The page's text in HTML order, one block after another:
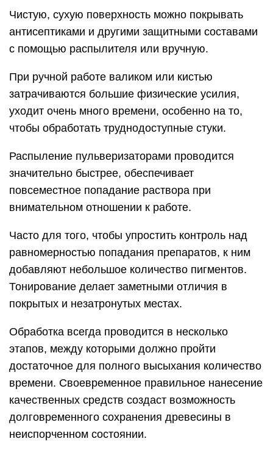
Чистую, сухую поверхность можно покрывать
антисептиками и другими защитными составами
с помощью распылителя или вручную.
При ручной работе валиком или кистью
затрачиваются большие физические усилия,
уходит очень много времени, особенно на то,
чтобы обработать труднодоступные стуки.
Распыление пульверизаторами проводится
значительно быстрее, обеспечивает
повсеместное попадание раствора при
внимательном отношении к работе.
Часто для того, чтобы упростить контроль над
равномерностью попадания препаратов, к ним
добавляют небольшое количество пигментов.
Тонирование делает заметными отличия в
покрытых и незатронутых местах.
Обработка всегда проводится в несколько
этапов, между которыми должно пройти
достаточное для полного высыхания количество
времени. Своевременное правильное нанесение
качественных средств создаст возможность
долговременного сохранения древесины в
неиспорченном состоянии.